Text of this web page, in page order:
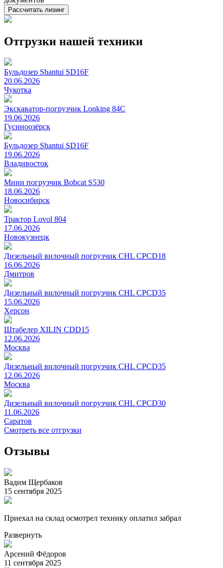
Рассчитать лизинг
Отгрузки нашей техники
Бульдозер Shantui SD16F
20.06.2026
Чукотка
Экскаватор-погрузчик Lonking 84C
19.06.2026
Гусиноозёрск
Бульдозер Shantui SD16F
19.06.2026
Владивосток
Мини погрузчик Bobcat S530
18.06.2026
Новосибирск
Трактор Lovol 804
17.06.2026
Новокузнецк
Дизельный вилочный погрузчик CHL CPCD18
16.06.2026
Дмитров
Дизельный вилочный погрузчик CHL CPCD35
15.06.2026
Херсон
Штабелер XILIN CDD15
12.06.2026
Москва
Дизельный вилочный погрузчик CHL CPCD35
12.06.2026
Москва
Дизельный вилочный погрузчик CHL CPCD30
11.06.2026
Саратов
Смотреть все отгрузки
Отзывы
Вадим Щербаков
15 сентября 2025
Приехал на склад осмотрел технику оплатил забрал
Развернуть
Арсений Фёдоров
11 сентября 2025